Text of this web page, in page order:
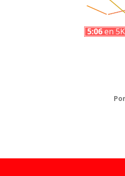
5:06en